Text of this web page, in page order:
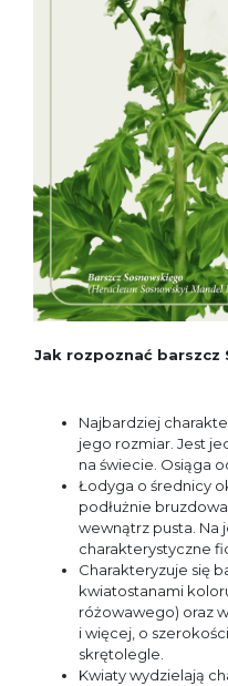
Jak rozpoznać barszcz
Najbardziej
jego rozmiar. Jest
na świecie. Osiąga
Łodyga o średnicy
podłużnie
wewnątrz pusta. Na
charakterystyczne
Charakteryzuje się
kwiatostanami
różowawego) oraz
i więcej, o
skrętolegle.
Kwiaty wydzielają